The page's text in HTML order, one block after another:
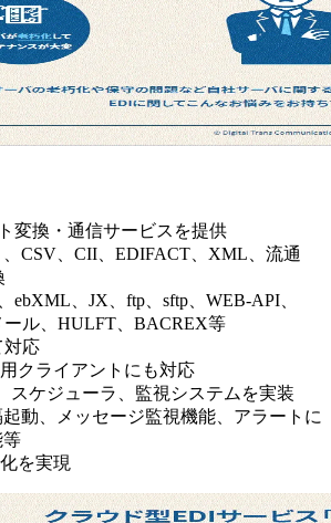
変換・通信サービスを提供
CSV、CII、EDIFACT、XML、流通
、JX、ftp、sftp、WEB-API、
ール、HULFT、BACREX等
対応
クライアントにも対応
スケジューラ、監視システムを実装
動、メッセージ監視機能、アラートに
等
を実現